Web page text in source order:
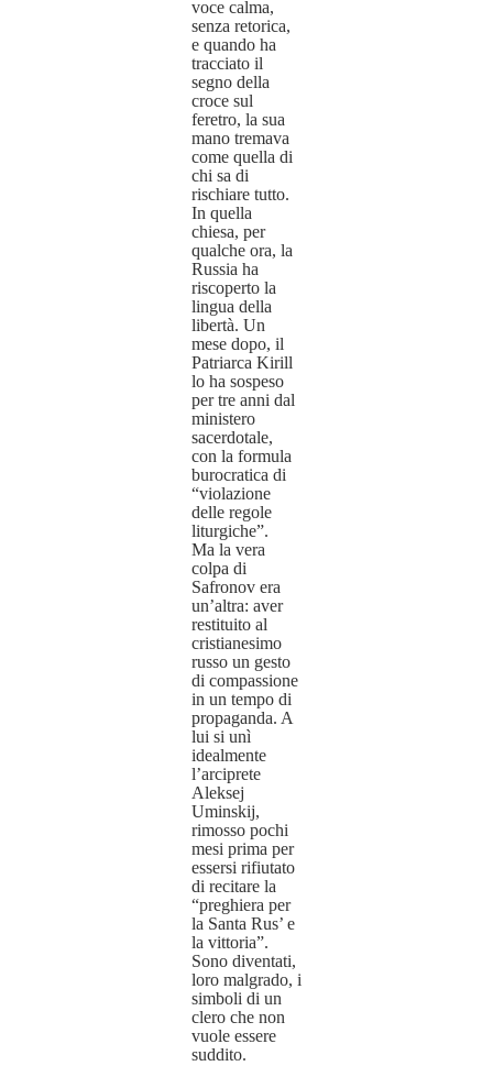
voce calma,
senza retorica,
e quando ha
tracciato il
segno della
croce sul
feretro, la sua
mano tremava
come quella di
chi sa di
rischiare tutto.
In quella
chiesa, per
qualche ora, la
Russia ha
riscoperto la
lingua della
libertà. Un
mese dopo, il
Patriarca Kirill
lo ha sospeso
per tre anni dal
ministero
sacerdotale,
con la formula
burocratica di
“violazione
delle regole
liturgiche”.
Ma la vera
colpa di
Safronov era
un’altra: aver
restituito al
cristianesimo
russo un gesto
di compassione
in un tempo di
propaganda. A
lui si unì
idealmente
l’arciprete
Aleksej
Uminskij,
rimosso pochi
mesi prima per
essersi rifiutato
di recitare la
“preghiera per
la Santa Rus’ e
la vittoria”.
Sono diventati,
loro malgrado, i
simboli di un
clero che non
vuole essere
suddito.